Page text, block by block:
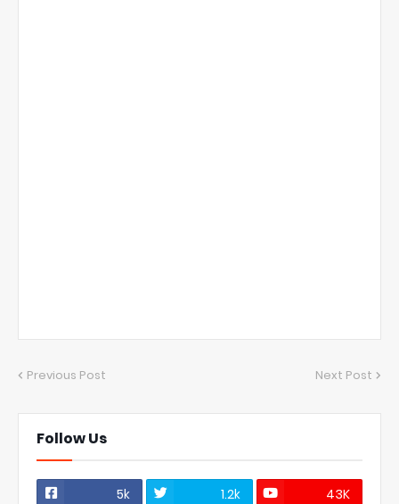
Previous Post Next Post
Follow Us
5k 1.2k
43K